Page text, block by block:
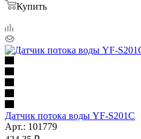
Купить
Датчик потока воды YF-S201C
Арт.: 101779